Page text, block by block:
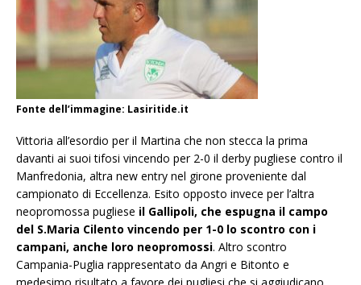
Fonte dell’immagine: Lasiritide.it
Vittoria all’esordio per il Martina che non stecca la prima
davanti ai suoi tifosi vincendo per 2-0 il derby pugliese contro il
Manfredonia, altra new entry nel girone proveniente dal
campionato di Eccellenza. Esito opposto invece per l’altra
neopromossa pugliese il Gallipoli, che espugna il campo
del S.Maria Cilento vincendo per 1-0 lo scontro con i
campani, anche loro neopromossi. Altro scontro
Campania-Puglia rappresentato da Angri e Bitonto e